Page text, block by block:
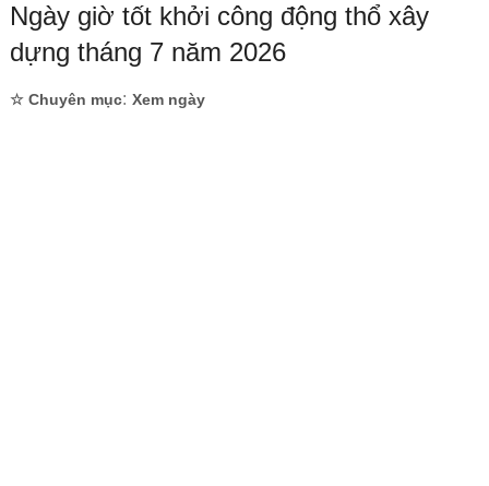
Ngày giờ tốt khởi công động thổ xây
dựng tháng 7 năm 2026
☆ Chuyên mục: Xem ngày